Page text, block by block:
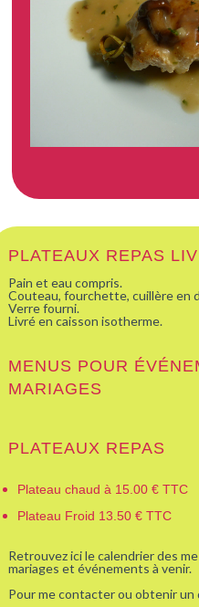
PLATEAUX REPAS
Pain et eau compris.
Couteau, fourchette, cuillère en
Verre fourni.
Livré en caisson isotherme.
MENUS POUR
MARIAGES
PLATEAUX REPAS
Plateau chaud à 15.00 € TTC
Plateau Froid 13.50 € TTC
Retrouvez ici le calendrier des
mariages et événements à venir.
Pour me contacter ou obtenir un